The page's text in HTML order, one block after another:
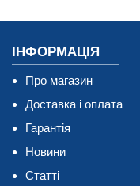
ІНФОРМАЦІЯ
Про магазин
Доставка і оплата
Гарантія
Новини
Статті